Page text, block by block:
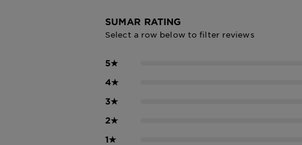
SUMAR RATING
Select a row below to filter reviews
5★
4★
3★
2★
1★